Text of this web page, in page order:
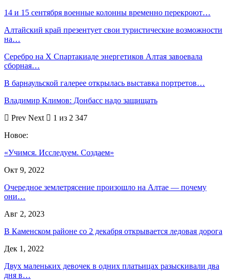
14 и 15 сентября военные колонны временно перекроют…
Алтайский край презентует свои туристические возможности
на…
Серебро на X Спартакиаде энергетиков Алтая завоевала
сборная…
В барнаульской галерее открылась выставка портретов…
Владимир Климов: Донбасс надо защищать
Prev Next
1 из 2 347
Новое:
«Учимся. Исследуем. Создаем»
Окт 9, 2022
Очередное землетрясение произошло на Алтае — почему
они…
Авг 2, 2023
В Каменском районе со 2 декабря открывается ледовая дорога
Дек 1, 2022
Двух маленьких девочек в одних платьицах разыскивали два
дня в…